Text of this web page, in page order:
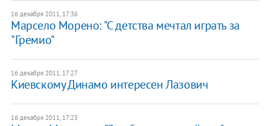
16 декабря 2011, 17:36
Марсело Морено: "С детства мечтал играть за
"Гремио"
16 декабря 2011, 17:27
Киевскому Динамо интересен Лазович
16 декабря 2011, 17:23